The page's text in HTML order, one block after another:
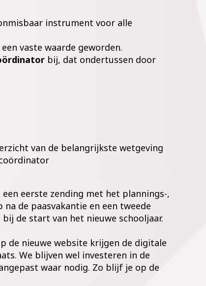
instrument voor alle
een vaste waarde geworden.
bij, dat ondertussen door
van de belangrijkste wetgeving
eerste zending met het plannings-,
de paasvakantie en een tweede
de start van het nieuwe schooljaar.
de nieuwe website krijgen de digitale
We blijven wel investeren in de
waar nodig. Zo blijf je op de